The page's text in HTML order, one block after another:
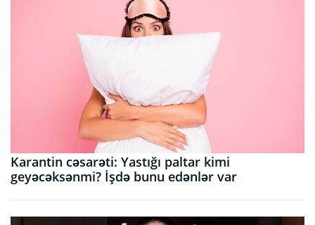
Karantin cəsarəti: Yastığı paltar kimi
geyəcəksənmi? İşdə bunu edənlər var